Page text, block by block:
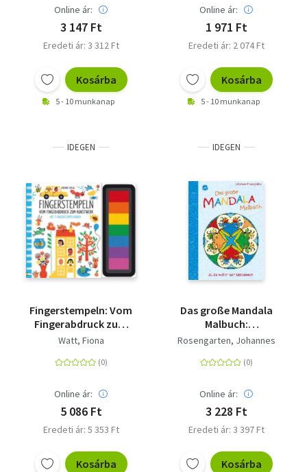
Online ár:
3 147 Ft
Eredeti ár: 3 312 Ft
Kosárba
5 - 10 munkanap
Online ár:
1 971 Ft
Eredeti ár: 2 074 Ft
Kosárba
5 - 10 munkanap
IDEGEN
Fingerstempeln: Vom
Fingerabdruck zum
Kunstwerk - Mit 7
Watt, Fiona
Online ár:
5 086 Ft
Eredeti ár: 5 353 Ft
Kosárba
IDEGEN
Das große Mandala
Malbuch:
Zauberwelten zum
Rosengarten, Johannes
Online ár:
3 228 Ft
Eredeti ár: 3 397 Ft
Kosárba